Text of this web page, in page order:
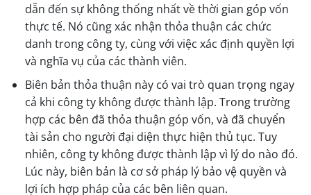
dẫn đến sự không thống nhất về thời gian góp vốn
thực tế. Nó cũng xác nhận thỏa thuận các chức
danh trong công ty, cùng với việc xác định quyền lợi
và nghĩa vụ của các thành viên.
Biên bản thỏa thuận này có vai trò quan trọng ngay
cả khi công ty không được thành lập. Trong trường
hợp các bên đã thỏa thuận góp vốn, và đã chuyển
tài sản cho người đại diện thực hiện thủ tục. Tuy
nhiên, công ty không được thành lập vì lý do nào đó.
Lúc này, biên bản là cơ sở pháp lý bảo vệ quyền và
lợi ích hợp pháp của các bên liên quan.